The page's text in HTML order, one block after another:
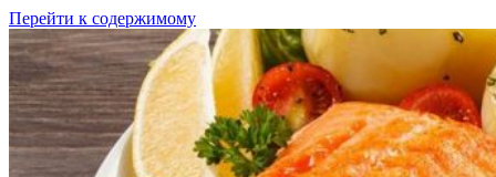
Перейти к содержимому